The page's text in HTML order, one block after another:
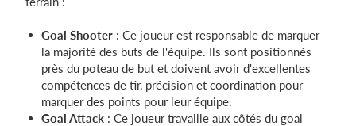
Goal Shooter : Ce joueur est responsable de marquer
la majorité des buts de l'équipe. Ils sont positionnés
près du poteau de but et doivent avoir d'excellentes
compétences de tir, précision et coordination pour
marquer des points pour leur équipe.
Goal Attack : Ce joueur travaille aux côtés du goal